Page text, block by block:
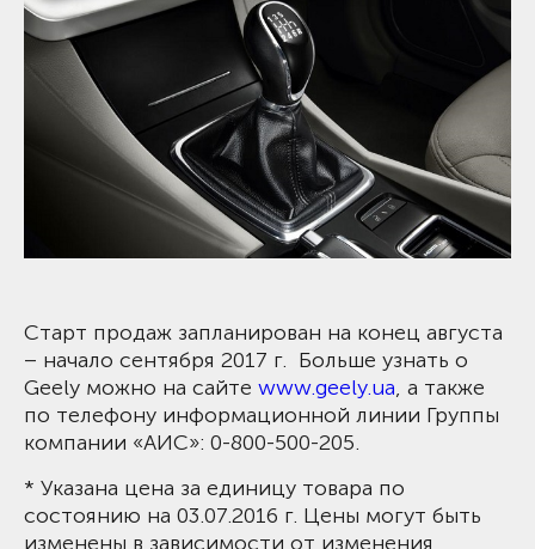
Старт продаж запланирован на конец августа
– начало сентября 2017 г. Больше узнать о
Geely можно на сайте www.geely.ua, а также
по телефону информационной линии Группы
компании «АИС»: 0-800-500-205.
* Указана цена за единицу товара по
состоянию на 03.07.2016 г. Цены могут быть
изменены в зависимости от изменения